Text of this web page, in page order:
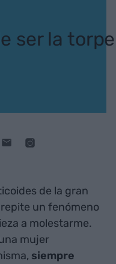
ser la torpe
de la gran
un fenómeno
a molestarme.
mujer
siempre